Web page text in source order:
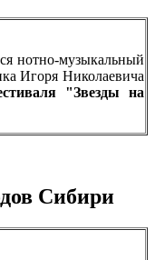
нотно-музыкальный
Игоря Николаевича
"Звезды на
Сибири